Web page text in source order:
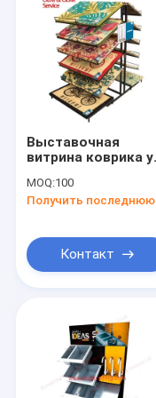
Продукты
О нас
Выставочная
витрина коврика у
шкафа половика
провода металла
MOQ:100
Контакт